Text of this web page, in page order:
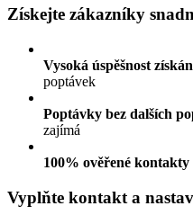
Získejte zákazníky
Vysoká úspěšnost
poptávek
Poptávky bez dalších
zajímá
100% ověřené kontakty
Vyplňte kontakt a